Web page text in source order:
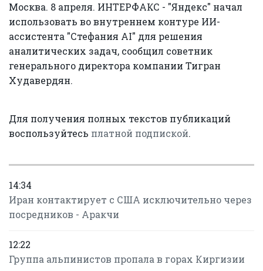
Москва. 8 апреля. ИНТЕРФАКС - "Яндекс" начал
использовать во внутреннем контуре ИИ-
ассистента "Стефания AI" для решения
аналитических задач, сообщил советник
генерального директора компании Тигран
Худавердян.
Для получения полных текстов публикаций
воспользуйтесь платной подпиской.
14:34
Иран контактирует с США исключительно через
посредников - Аракчи
12:22
Группа альпинистов пропала в горах Киргизии